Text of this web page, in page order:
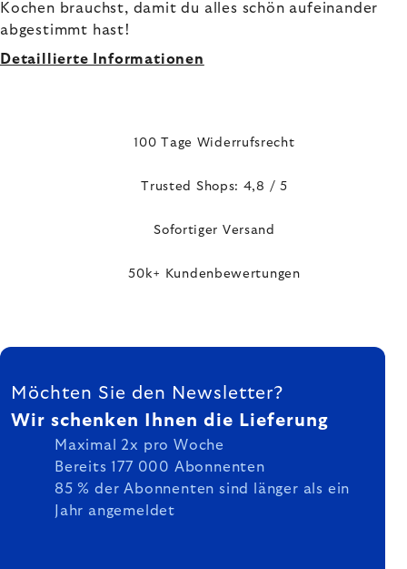
Kochen brauchst, damit du alles schön aufeinander
abgestimmt hast!
Detaillierte Informationen
100 Tage Widerrufsrecht
Trusted Shops: 4,8 / 5
Sofortiger Versand
50k+ Kundenbewertungen
FUSSZEILE
Möchten Sie den Newsletter?
Wir schenken Ihnen die Lieferung
Maximal 2x pro Woche
Bereits 177 000 Abonnenten
85 % der Abonnenten sind länger als ein
Jahr angemeldet